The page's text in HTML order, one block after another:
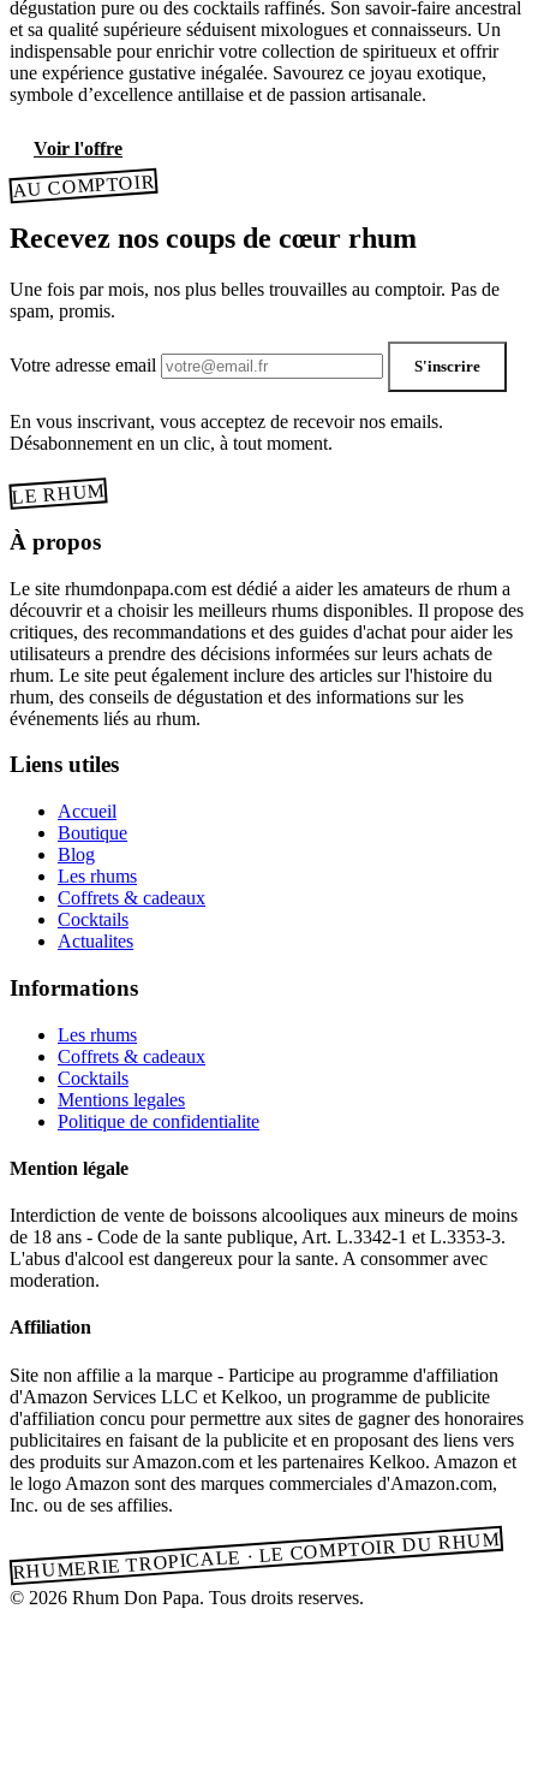
dégustation pure ou des cocktails raffinés. Son savoir-faire ancestral
et sa qualité supérieure séduisent mixologues et connaisseurs. Un
indispensable pour enrichir votre collection de spiritueux et offrir
une expérience gustative inégalée. Savourez ce joyau exotique,
symbole d’excellence antillaise et de passion artisanale.
Voir l'offre
AU COMPTOIR
Recevez nos coups de cœur rhum
Une fois par mois, nos plus belles trouvailles au comptoir. Pas de
spam, promis.
Votre adresse email S'inscrire
En vous inscrivant, vous acceptez de recevoir nos emails.
Désabonnement en un clic, à tout moment.
LE RHUM
À propos
Le site rhumdonpapa.com est dédié a aider les amateurs de rhum a
découvrir et a choisir les meilleurs rhums disponibles. Il propose des
critiques, des recommandations et des guides d'achat pour aider les
utilisateurs a prendre des décisions informées sur leurs achats de
rhum. Le site peut également inclure des articles sur l'histoire du
rhum, des conseils de dégustation et des informations sur les
événements liés au rhum.
Liens utiles
Accueil
Boutique
Blog
Les rhums
Coffrets & cadeaux
Cocktails
Actualites
Informations
Les rhums
Coffrets & cadeaux
Cocktails
Mentions legales
Politique de confidentialite
Mention légale
Interdiction de vente de boissons alcooliques aux mineurs de moins
de 18 ans - Code de la sante publique, Art. L.3342-1 et L.3353-3.
L'abus d'alcool est dangereux pour la sante. A consommer avec
moderation.
Affiliation
Site non affilie a la marque - Participe au programme d'affiliation
d'Amazon Services LLC et Kelkoo, un programme de publicite
d'affiliation concu pour permettre aux sites de gagner des honoraires
publicitaires en faisant de la publicite et en proposant des liens vers
des produits sur Amazon.com et les partenaires Kelkoo. Amazon et
le logo Amazon sont des marques commerciales d'Amazon.com,
Inc. ou de ses affilies.
RHUMERIE TROPICALE · LE COMPTOIR DU RHUM
© 2026 Rhum Don Papa. Tous droits reserves.